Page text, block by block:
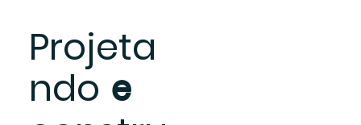
Projeta
ndo e